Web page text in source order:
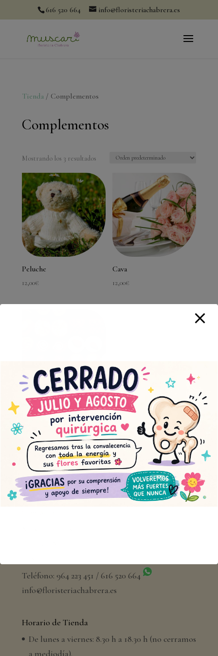
616 520 664 info@floristeriachabrera.es
Tienda/ Complementos
Complementos
Mostrando los 3 resultados
Peluche
12,00€
Cava
12,00€
Bombones
10,00
Teléfono: 964 223 451 / 616 520 664
info@floristeriachabrera.es
Horario de Tienda
De lunes a viernes: 8.30 h a 18.30 h (no cerramos
a mediodía).
modal-check